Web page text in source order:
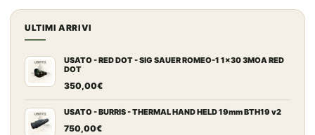
ULTIMI ARRIVI
USATO - RED DOT - SIG SAUER ROMEO-1 1x30 3MOA RED
DOT
350,00€
USATO - BURRIS - THERMAL HAND HELD 19mm BTH19 v2
750,00€